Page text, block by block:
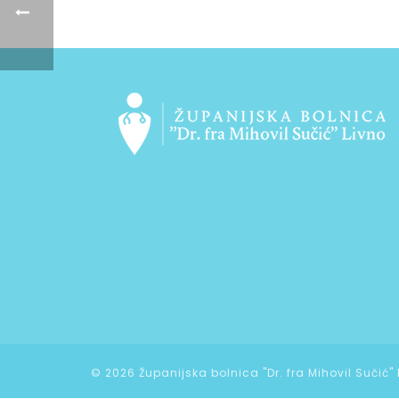
© 2026 Županijska bolnica "Dr. fra Mihovil